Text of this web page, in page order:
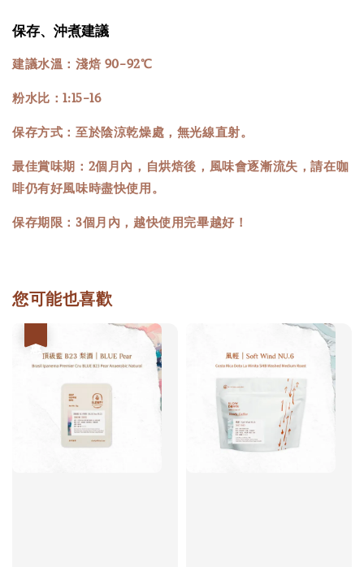
保存、沖煮建議
建議水溫：淺焙 90-92℃
粉水比：1:15-16
保存方式：至於陰涼乾燥處，無光線直射。
最佳賞味期：2個月內，自烘焙後，風味會逐漸流失，請在咖
啡仍有好風味時盡快使用。
保存期限：3個月內，越快使用完畢越好！
您可能也喜歡